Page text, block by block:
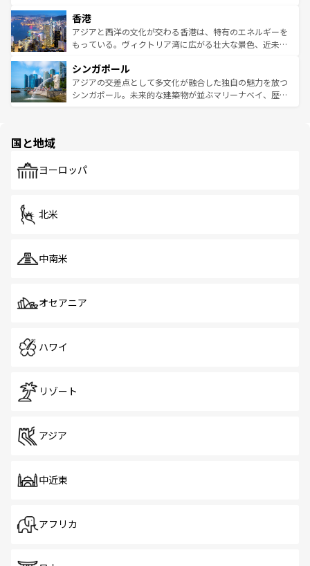
とつ。フォーやバインミー、ベトナムコーヒーなどは、ぜ
ひ現地で味わいたい。どの地域を訪れてもあたたかい人々
が旅行者を迎えてくれるので、きっと忘れられない旅にな
参照してほしい。
の活気が交差している。北部ではチェンマイなどの山岳地
帯で自然と触れ合い、南部ではプーケットやクラビの美し
いビーチでリゾート気分を楽しむことができる。タイ料理
激する。気候は一年中温暖で、どの季節にも異なる楽しみ
が待っている。親しみやすいタイの人々、仏教を中心とし
た文化、そして多様な観光資源が、訪れる旅人を魅了し続
香港
アジアと西洋の文化が交わる香港は、特有のエネルギーを
もっている。ヴィクトリア湾に広がる壮大な景色、近未来
み、どこを訪れても感動するはず。観光スポットが密集し
ており、効率よく見どころを回れるのも魅力。息をのむよ
うな絶景から文化的な体験まで、香港を存分に楽しみ尽く
シンガポール
アジアの交差点として多文化が融合した独自の魅力を放つ
シンガポール。未来的な建築物が並ぶマリーナベイ、歴史
で、ホーカーズは地元の風情を楽しめる外せないスポット
国と地域
ヨーロッパ
北米
中南米
オセアニア
ハワイ
リゾート
アジア
中近東
アフリカ